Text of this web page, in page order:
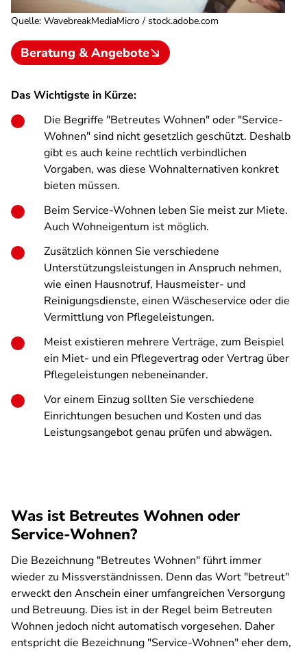
Quelle: WavebreakMediaMicro / stock.adobe.com
Beratung & Angebote
Das Wichtigste in Kürze:
Die Begriffe "Betreutes Wohnen" oder "Service-
Wohnen" sind nicht gesetzlich geschützt. Deshalb
gibt es auch keine rechtlich verbindlichen
Vorgaben, was diese Wohnalternativen konkret
bieten müssen.
Beim Service-Wohnen leben Sie meist zur Miete.
Auch Wohneigentum ist möglich.
Zusätzlich können Sie verschiedene
Unterstützungsleistungen in Anspruch nehmen,
wie einen Hausnotruf, Hausmeister- und
Reinigungsdienste, einen Wäscheservice oder die
Vermittlung von Pflegeleistungen.
Meist existieren mehrere Verträge, zum Beispiel
ein Miet- und ein Pflegevertrag oder Vertrag über
Pflegeleistungen nebeneinander.
Vor einem Einzug sollten Sie verschiedene
Einrichtungen besuchen und Kosten und das
Leistungsangebot genau prüfen und abwägen.
Was ist Betreutes Wohnen oder
Service-Wohnen?
Die Bezeichnung "Betreutes Wohnen" führt immer
wieder zu Missverständnissen. Denn das Wort "betreut"
erweckt den Anschein einer umfangreichen Versorgung
und Betreuung. Dies ist in der Regel beim Betreuten
Wohnen jedoch nicht automatisch vorgesehen. Daher
entspricht die Bezeichnung "Service-Wohnen" eher dem,